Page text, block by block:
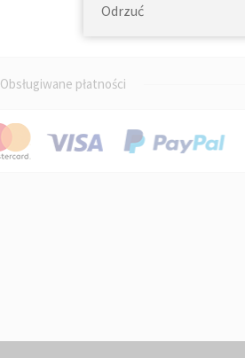
Obsługiwane płatności
Odrzuć